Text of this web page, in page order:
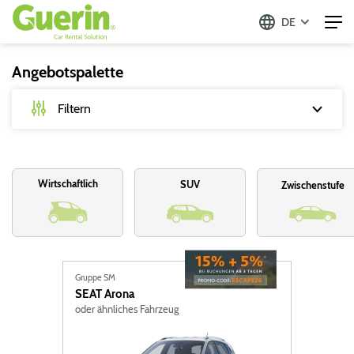
DE
Angebotspalette
Filtern
Typ
PKW
Nutzfahrzeuge
Kalter Werbespot
Kraftstoff
Hybrid (Benzin)
Gruppe SM
SEATArona
oder ähnliches Fahrzeug
Wirtschaftlich SUV Zwischenstufe